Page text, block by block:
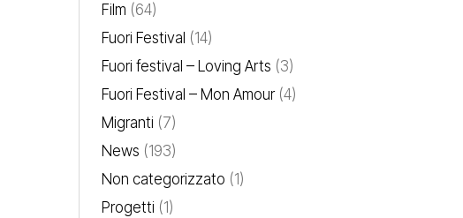
Film (64)
Fuori Festival (14)
Fuori festival – Loving Arts (3)
Fuori Festival – Mon Amour(4)
Migranti (7)
News (193)
Non categorizzato (1)
Progetti (1)